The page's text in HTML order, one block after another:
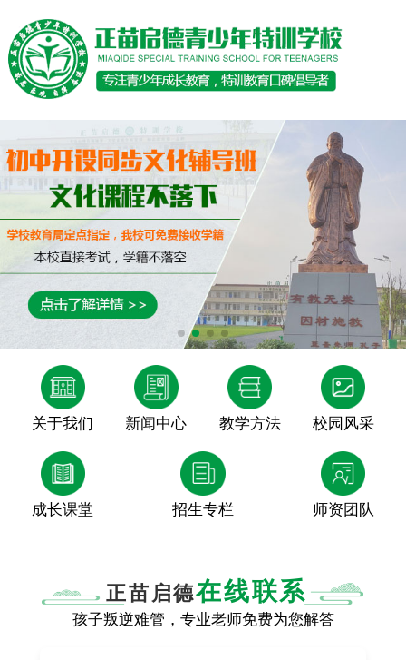
关于我们 新闻中心 教学方法 校园风采
成长课堂 招生专栏 师资团队
正苗启德在线联系
孩子叛逆难管，专业老师免费为您解答